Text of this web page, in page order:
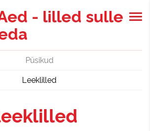
- lilled sulle
Püsikud
Leeklilled